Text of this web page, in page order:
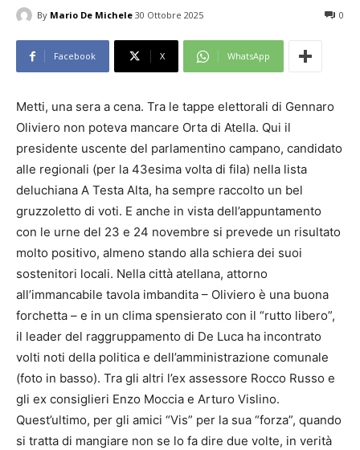
By Mario De Michele 30 Ottobre 2025 0
Facebook X WhatsApp
Metti, una sera a cena. Tra le tappe elettorali di Gennaro
Oliviero non poteva mancare Orta di Atella. Qui il
presidente uscente del parlamentino campano, candidato
alle regionali (per la 43esima volta di fila) nella lista
deluchiana A Testa Alta, ha sempre raccolto un bel
gruzzoletto di voti. E anche in vista dell’appuntamento
con le urne del 23 e 24 novembre si prevede un risultato
molto positivo, almeno stando alla schiera dei suoi
sostenitori locali. Nella città atellana, attorno
all’immancabile tavola imbandita – Oliviero è una buona
forchetta – e in un clima spensierato con il “rutto libero”,
il leader del raggruppamento di De Luca ha incontrato
volti noti della politica e dell’amministrazione comunale
(foto in basso). Tra gli altri l’ex assessore Rocco Russo e
gli ex consiglieri Enzo Moccia e Arturo Vislino.
Quest’ultimo, per gli amici “Vis” per la sua “forza”, quando
si tratta di mangiare non se lo fa dire due volte, in verità